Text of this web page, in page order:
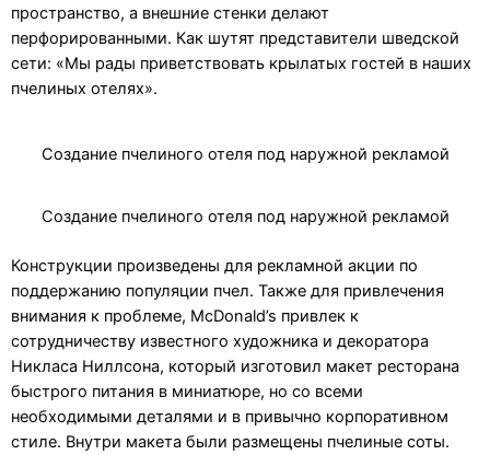
пространство, а внешние стенки делают
перфорированными. Как шутят представители шведской
сети: «Мы рады приветствовать крылатых гостей в наших
пчелиных отелях».
Создание пчелиного отеля под наружной рекламой
Создание пчелиного отеля под наружной рекламой
Конструкции произведены для рекламной акции по
поддержанию популяции пчел. Также для привлечения
внимания к проблеме, McDonald’s привлек к
сотрудничеству известного художника и декоратора
Никласа Ниллсона, который изготовил макет ресторана
быстрого питания в миниатюре, но со всеми
необходимыми деталями и в привычно корпоративном
стиле. Внутри макета были размещены пчелиные соты.